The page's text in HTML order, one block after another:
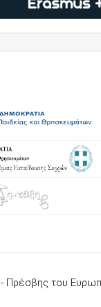
Πρέσβης του